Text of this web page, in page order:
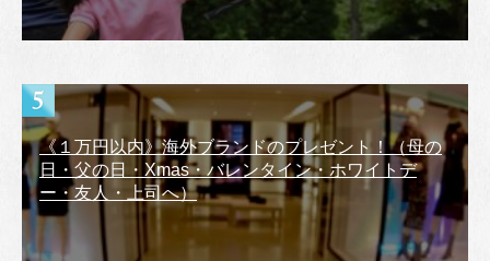
《１万円以内》海外ブランドのプレゼント！（母の
日・父の日・Xmas・バレンタイン・ホワイトデ
ー・友人・上司へ）